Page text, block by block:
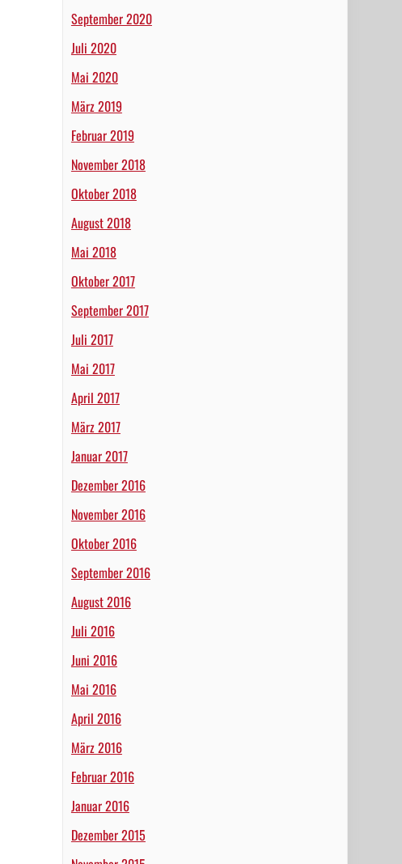
September 2020
Juli 2020
Mai 2020
März 2019
Februar 2019
November 2018
Oktober 2018
August 2018
Mai 2018
Oktober 2017
September 2017
Juli 2017
Mai 2017
April 2017
März 2017
Januar 2017
Dezember 2016
November 2016
Oktober 2016
September 2016
August 2016
Juli 2016
Juni 2016
Mai 2016
April 2016
März 2016
Februar 2016
Januar 2016
Dezember 2015